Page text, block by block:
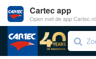
Cartec app
Open met de app Cartec.nl